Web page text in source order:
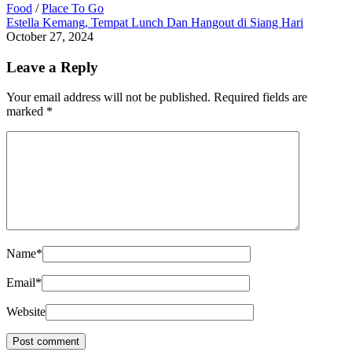
Food /Place To Go
Estella Kemang, Tempat Lunch Dan Hangout di Siang Hari
October 27, 2024
Leave a Reply
Your email address will not be published. Required fields are
marked *
Name*
Email*
Website